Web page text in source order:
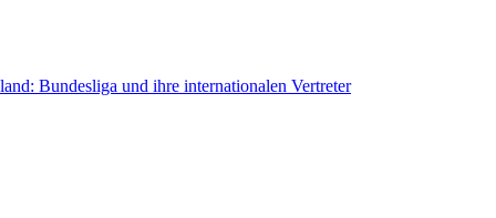
Bundesliga und ihre internationalen Vertreter